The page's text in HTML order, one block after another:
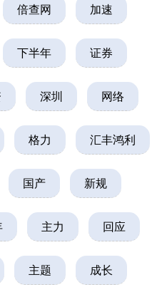
倍查网 加速
下半年 证券
深圳 网络
格力 汇丰鸿利
国产 新规
主力 回应
主题 成长